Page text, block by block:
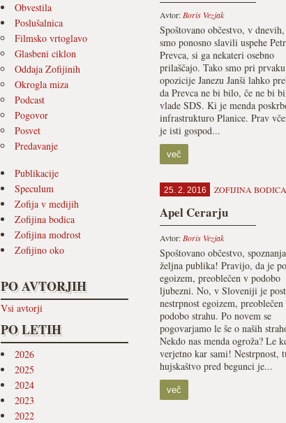
Obvestila
Poslušalnica
Filmsko vrtoglavo
Glasbeni ciklon
Oddaja Zofijinih
Okrogla miza
Podcast
Pogovor
Posvet
Predavanje
Publikacije
Speculum
Zofija v medijih
Zofijina bodica
Zofijina modrost
Zofijino oko
PO AVTORJIH
Vsi avtorji
PO LETIH
2026
2025
2024
2023
2022
Avtor: Boris Vezjak
Spoštovano občestvo, v
smo ponosno slavili uspehe
Prevca, si ga nekateri osebno
prilaščajo. Tako smo pri prvaku
opozicije Janezu Janši lahko
da Prevca ne bi bilo, če ne bi
vlade SDS. Ki je menda
infrastrukturo Planice. Prav
je isti gospod...
več
25. 2. 2016 ZOFIJINA BODICA
Apel Cerarju
Avtor: Boris Vezjak
Spoštovano občestvo, spoznanja
željna publika! Pravijo, da je
egoizem, preoblečen v podobo
ljubezni. No, v Sloveniji je
nestrpnost egoizem, preoblečen
podobo strahu. Po novem se
pogovarjamo le še o naših
Nekdo nas menda ogroža? Le
verjetno kar sami! Nestrpnost,
hujskaštvo pred begunci je...
več